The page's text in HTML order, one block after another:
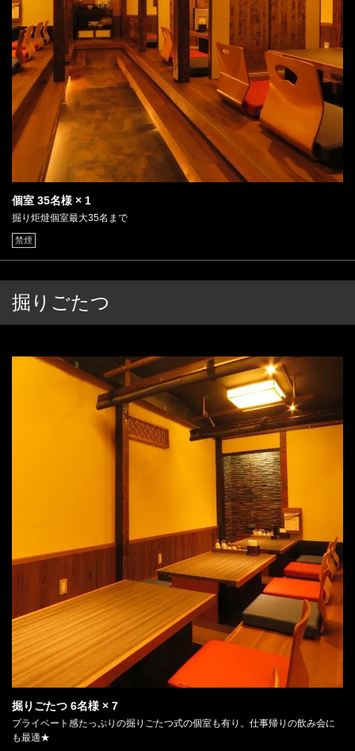
個室 35名様 × 1
掘り炬燵個室最大35名まで
禁煙
掘りごたつ
掘りごたつ 6名様 × 7
プライベート感たっぷりの掘りごたつ式の個室も有り。仕事帰りの飲み会に
も最適★